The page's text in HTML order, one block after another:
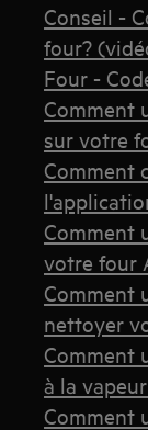
Conseil -
four?
Four -
Comment
sur votre
Comment
Comment
votre four
Comment
nettoyer
Comment
à la
Comment